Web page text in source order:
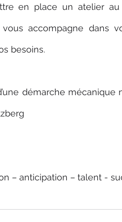
en place un atelier
vous accompagne dans
besoins.
démarche mécanique
– anticipation – talent -